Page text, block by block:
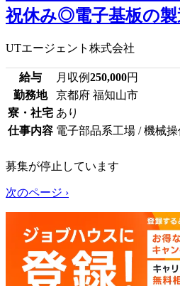
祝休み◎電子基板の
UTエージェント株式会社
給与 月収例250,000円
勤務地
京都府 福知山市
寮・社宅 あり
仕事内容 電子部品系工場 / 機械
募集が停止しています
次のページ ›